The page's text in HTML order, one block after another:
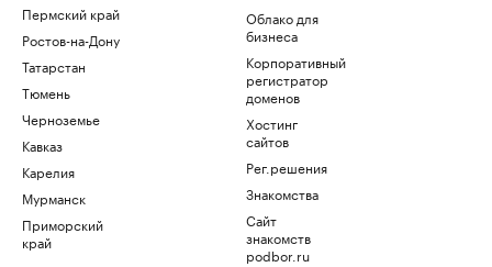
Пермский край
Ростов-на-Дону
Татарстан
Тюмень
Черноземье
Кавказ
Карелия
Мурманск
Приморский
край
Облако для
бизнеса
Корпоративный
регистратор
доменов
Хостинг
сайтов
Рег.решения
Знакомства
Сайт
знакомств
podbor.ru